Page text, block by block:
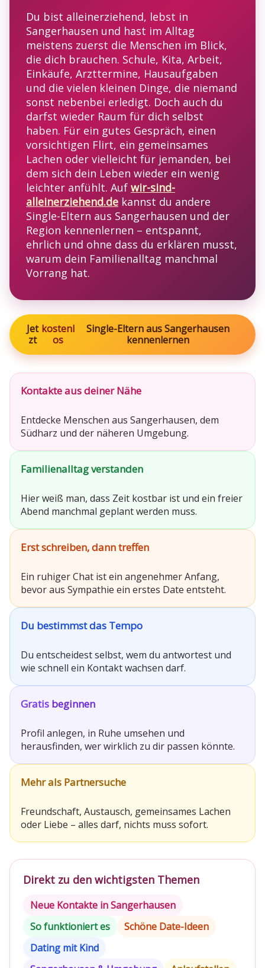
Du bist alleinerziehend, lebst in
Sangerhausen und hast im Alltag
meistens zuerst die Menschen im Blick,
die dich brauchen. Schule, Kita, Arbeit,
Einkäufe, Arzttermine, Hausaufgaben
und die vielen kleinen Dinge, die niemand
sonst nebenbei erledigt. Doch auch du
darfst wieder Raum für dich selbst
haben. Für ein gutes Gespräch, einen
vorsichtigen Flirt, ein gemeinsames
Lachen oder vielleicht für jemanden, bei
dem sich dein Leben wieder ein wenig
leichter anfühlt. Auf wir-sind-
alleinerziehend.de kannst du andere
Single-Eltern aus Sangerhausen und der
Region kennenlernen – entspannt,
ehrlich und ohne dass du erklären musst,
warum dein Familienalltag manchmal
Vorrang hat.
Jet
zt
kostenl
os
Single-Eltern aus Sangerhausen
kennenlernen
Kontakte aus deiner Nähe
Entdecke Menschen aus Sangerhausen, dem
Südharz und der näheren Umgebung.
Familienalltag verstanden
Hier weiß man, dass Zeit kostbar ist und ein freier
Abend manchmal geplant werden muss.
Erst schreiben, dann treffen
Ein ruhiger Chat ist ein angenehmer Anfang,
bevor aus Sympathie ein erstes Date entsteht.
Du bestimmst das Tempo
Du entscheidest selbst, wem du antwortest und
wie schnell ein Kontakt wachsen darf.
Gratis beginnen
Profil anlegen, in Ruhe umsehen und
herausfinden, wer wirklich zu dir passen könnte.
Mehr als Partnersuche
Freundschaft, Austausch, gemeinsames Lachen
oder Liebe – alles darf, nichts muss sofort.
Direkt zu den wichtigsten Themen
Neue Kontakte in Sangerhausen
So funktioniert es
Schöne Date-Ideen
Dating mit Kind